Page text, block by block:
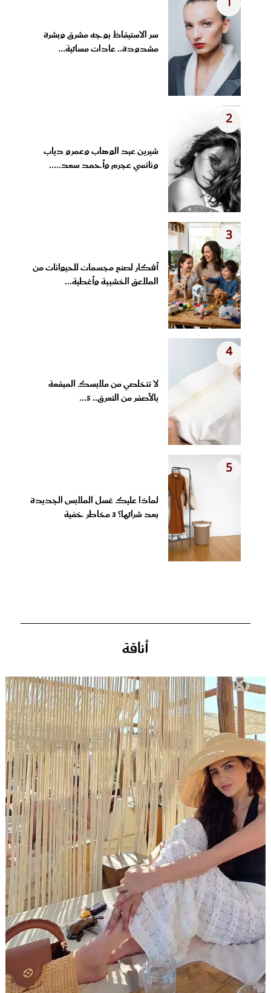
سر الاستيقاظ بوجه مشرق وبشرة
مشدودة.. عادات مسائية...
2
شيرين عبد الوهاب وعمرو دياب
ونانسي عجرم وأحمد سعد.....
3
أفكار لصنع مجسمات للحيوانات من
الملاعق الخشبية وأغطية...
4
لا تتخلصي من ملابسك المبقعة
بالأصفر من التعرق.. 5...
5
لماذا عليك غسل الملابس الجديدة
بعد شرائها؟ 3 مخاطر خفية
أناقة